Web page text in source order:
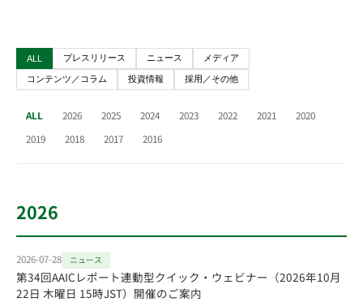
ALL プレスリリース ニュース メディア
コンテンツ／コラム 投資情報 採用／その他
ALL 2026 2025 2024 2023 2022 2021
2020
2019
2018 2017 2016
2026
2026-07-28 ニュース
第34回AAICレポート連動型クイック・ウェビナー（2026年10月
22日 木曜日 15時JST）開催のご案内